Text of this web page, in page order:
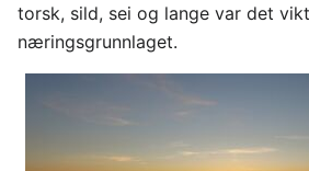
torsk, sild, sei og lange var det
næringsgrunnlaget.